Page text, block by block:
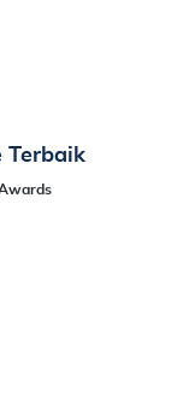
Terbaik